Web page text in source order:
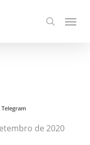
busca
Menu
de 2020